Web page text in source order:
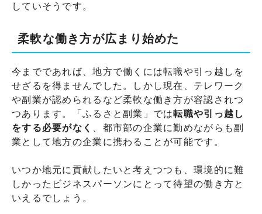
していそうです。
柔軟な働き方が広まり始めた
今までであれば、地方で働くには転職や引っ越しを
せざるを得ませんでした。しかし現在、テレワーク
や副業が認められるなど柔軟な働き方が容認されつ
つあります。「ふるさと副業」では転職や引っ越し
をする必要がなく
、都市部の企業に勤めながらも副
業として地方の企業に携わることが可能です。
いつか地元に貢献したいと考えつつも、環境的に難
しかったビジネスパーソンにとって待望の働き方と
いえるでしょう。